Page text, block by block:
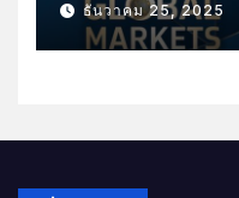
ธันวาคม 25, 2025